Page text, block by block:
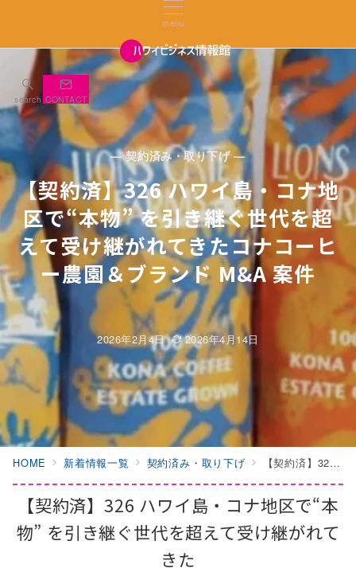
menu
search CONTACT
— 契約済み・取り下げ —
【契約済】326 ハワイ島・コナ地
区で“本物” を引き継ぐ世代を超
えて受け継がれてきたコナコーヒ
ー農園＆ブランド M&A 案件
2026年2月4日 2026年4月14日
HOME 新着情報一覧 契約済み・取り下げ 【契約済】326 ハワイ島・コナ地区で“本物” を引き継ぐ世代を超えて受け継がれてきたコナコーヒー農園＆ブランド M&A 案件
【契約済】326 ハワイ島・コナ地区で“本
物” を引き継ぐ世代を超えて受け継がれて
きた